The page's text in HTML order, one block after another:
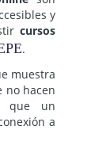
y
cursos
.
muestra
no hacen
que un
a